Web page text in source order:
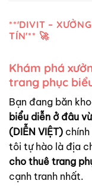
**'DIVIT –
TÍN'** 🚀
Khám phá
trang phục
Bạn đang băn
biểu diễn ở đâu
(DIỄN VIỆT)
tôi tự hào là địa
cho thuê trang
cạnh tranh nhất.